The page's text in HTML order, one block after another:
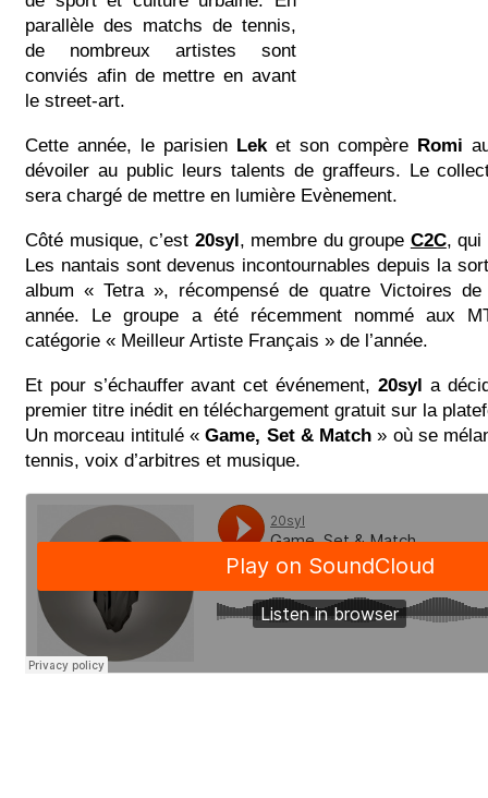
parallèle des matchs de tennis,
de nombreux artistes sont
conviés afin de mettre en avant
le street-art.
Cette année, le parisien Leket son compère Romi
dévoiler au public leurs talents de graffeurs. Le
sera chargé de mettre en lumière Evènement.
Côté musique, c’est 20syl, membre du groupe C2C, qui
Les nantais sont devenus incontournables depuis la
album « Tetra », récompensé de quatre Victoires
année. Le groupe a été récemment nommé aux
catégorie « Meilleur Artiste Français » de l’année.
Et pour s’échauffer avant cet événement, 20syl a
premier titre inédit en téléchargement gratuit sur la
Un morceau intitulé «Game, Set & Match » où se
tennis, voix d’arbitres et musique.